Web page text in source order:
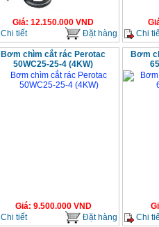
Giá: 12.150.000 VND
Chi tiết
Đặt hàng
Chi
Bơm chìm cắt rác Perotac
50WC25-25-4 (4KW)
Giá: 9.500.000VND
Chi tiết
Đặt hàng
Bơm
Chi